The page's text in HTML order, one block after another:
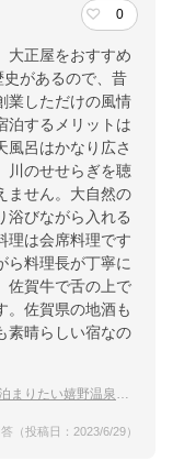
0
大正屋をおすすめ
があるので、昔
業しただけの風情
泊するメリットは
風呂はかなり広さ
川のせせらぎを聴
ません。大自然の
浴びながら入れる
理は会席料理です
ら料理長が丁寧に
佐賀牛で舌の上で
。佐賀県の地酒も
素晴らしい宿なの
りたい嬉野温泉の宿
（投稿日：2023/6/29）